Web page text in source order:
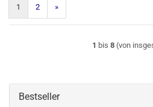
1 2 »
1 bis 8 (von
Bestseller